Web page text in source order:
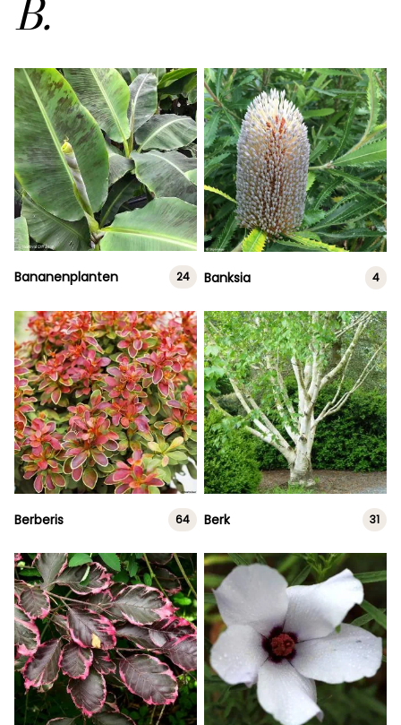
B.
Bananenplanten 24 Banksia 4
Berberis 64 Berk 31